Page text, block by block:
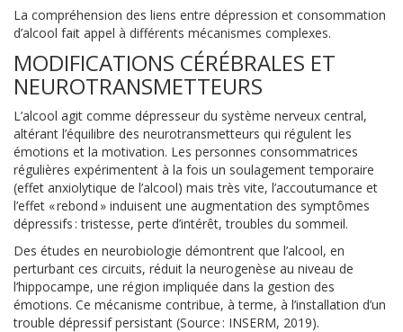
La compréhension des liens entre dépression et consommation
d’alcool fait appel à différents mécanismes complexes.
MODIFICATIONS CÉRÉBRALES ET
NEUROTRANSMETTEURS
L’alcool agit comme dépresseur du système nerveux central,
altérant l’équilibre des neurotransmetteurs qui régulent les
émotions et la motivation. Les personnes consommatrices
régulières expérimentent à la fois un soulagement temporaire
(effet anxiolytique de l’alcool) mais très vite, l’accoutumance et
l’effet « rebond » induisent une augmentation des symptômes
dépressifs : tristesse, perte d’intérêt, troubles du sommeil.
Des études en neurobiologie démontrent que l’alcool, en
perturbant ces circuits, réduit la neurogenèse au niveau de
l’hippocampe, une région impliquée dans la gestion des
émotions. Ce mécanisme contribue, à terme, à l’installation d’un
trouble dépressif persistant (Source : INSERM, 2019).